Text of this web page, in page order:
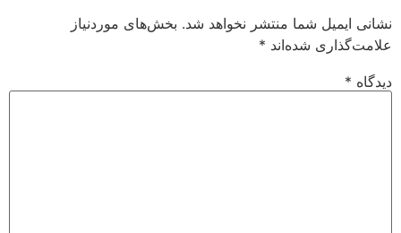
نشانی ایمیل شما منتشر نخواهد شد. بخش‌های موردنیاز
علامت‌گذاری شده‌اند *
دیدگاه *